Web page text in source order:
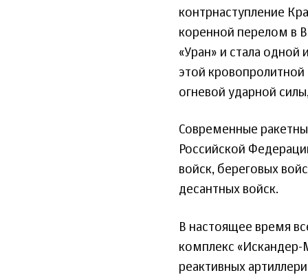
контрнаступление
коренной перелом в
«Уран» и стала
этой
огневой ударной
Современные
Российской
войск, береговых
десантных войск.
В настоящее время
комплекс
реактивных